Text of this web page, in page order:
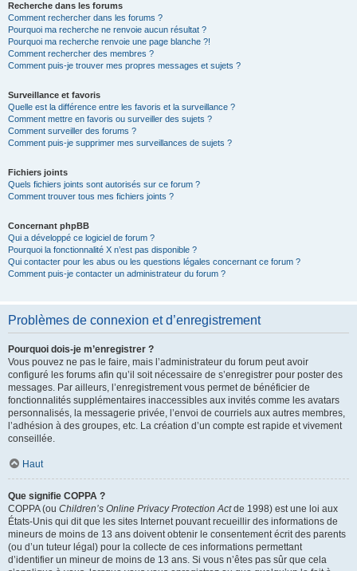
Recherche dans les forums
Comment rechercher dans les forums ?
Pourquoi ma recherche ne renvoie aucun résultat ?
Pourquoi ma recherche renvoie une page blanche ?!
Comment rechercher des membres ?
Comment puis-je trouver mes propres messages et sujets ?
Surveillance et favoris
Quelle est la différence entre les favoris et la surveillance ?
Comment mettre en favoris ou surveiller des sujets ?
Comment surveiller des forums ?
Comment puis-je supprimer mes surveillances de sujets ?
Fichiers joints
Quels fichiers joints sont autorisés sur ce forum ?
Comment trouver tous mes fichiers joints ?
Concernant phpBB
Qui a développé ce logiciel de forum ?
Pourquoi la fonctionnalité X n’est pas disponible ?
Qui contacter pour les abus ou les questions légales concernant ce forum ?
Comment puis-je contacter un administrateur du forum ?
Problèmes de connexion et d’enregistrement
Pourquoi dois-je m’enregistrer ?
Vous pouvez ne pas le faire, mais l’administrateur du forum peut avoir
configuré les forums afin qu’il soit nécessaire de s’enregistrer pour poster des
messages. Par ailleurs, l’enregistrement vous permet de bénéficier de
fonctionnalités supplémentaires inaccessibles aux invités comme les avatars
personnalisés, la messagerie privée, l’envoi de courriels aux autres membres,
l’adhésion à des groupes, etc. La création d’un compte est rapide et vivement
conseillée.
Haut
Que signifie COPPA ?
COPPA (ou Children’s Online Privacy Protection Actde 1998) est une loi aux
États-Unis qui dit que les sites Internet pouvant recueillir des informations de
mineurs de moins de 13 ans doivent obtenir le consentement écrit des parents
(ou d’un tuteur légal) pour la collecte de ces informations permettant
d’identifier un mineur de moins de 13 ans. Si vous n’êtes pas sûr que cela